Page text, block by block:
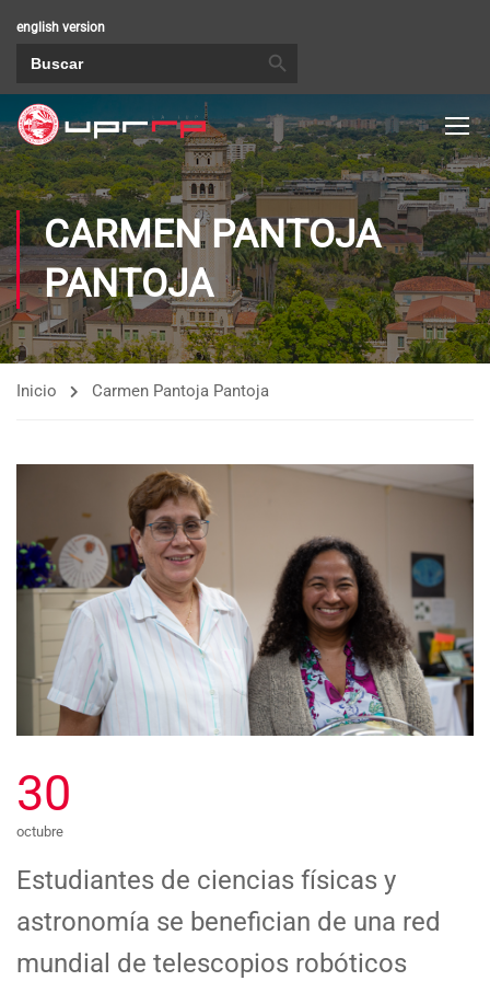
english version
CARMEN PANTOJA
PANTOJA
Inicio Carmen Pantoja Pantoja
30
octubre
Estudiantes de ciencias físicas y
astronomía se benefician de una red
mundial de telescopios robóticos